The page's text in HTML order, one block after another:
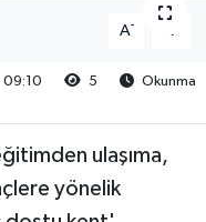
A-
09:10 5
Okunma
ulaşıma,
yönelik